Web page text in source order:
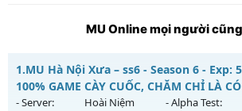
MU Online mọi người
1.MU Hà Nội Xưa – ss6 - Season 6 - Exp:
100% GAME CÀY CUỐC, CHĂM CHỈ LÀ CÓ
- Server: Hoài Niệm - Alpha Test: